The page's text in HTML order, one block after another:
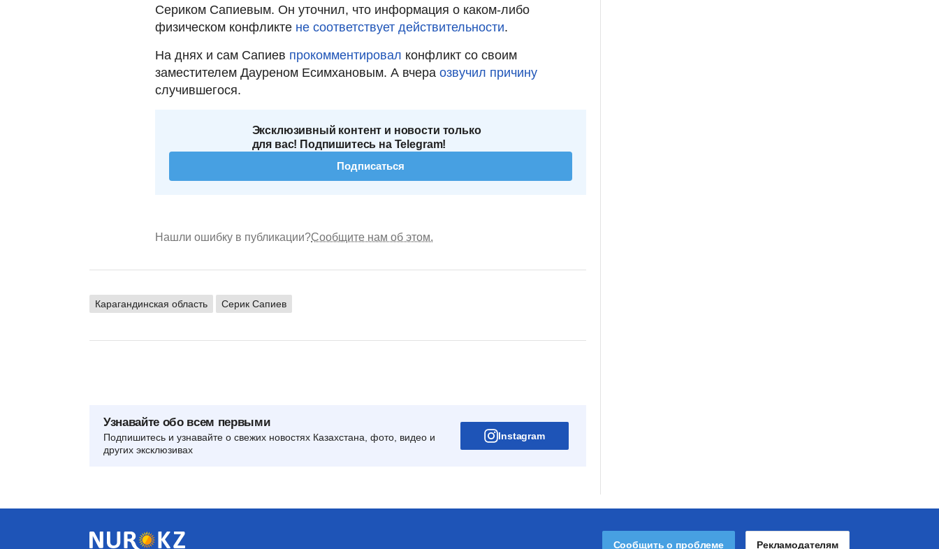
Сериком Сапиевым. Он уточнил, что информация о каком-либо
физическом конфликте не соответствует действительности.
На днях и сам Сапиев прокомментировал конфликт со своим
заместителем Дауреном Есимхановым. А вчера озвучил причину
случившегося.
Эксклюзивный контент и новости только
для вас! Подпишитесь на Telegram!
Подписаться
Нашли ошибку в публикации?Сообщите нам об этом.
Карагандинская область Серик Сапиев
Узнавайте обо всем первыми
Подпишитесь и узнавайте о свежих новостях Казахстана, фото, видео и
других эксклюзивах
Instagram
Сообщить о проблеме Рекламодателям